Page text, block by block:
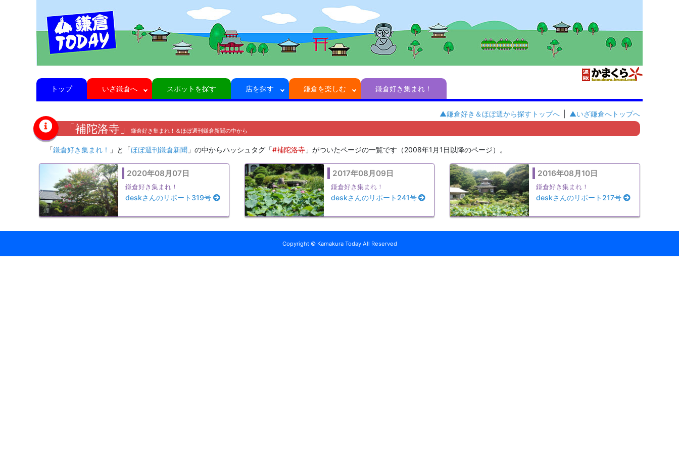
トップ いざ鎌倉へ スポットを探す 店を探す 鎌倉を楽しむ 鎌倉好き集まれ！
▲鎌倉好き＆ほぼ週から探すトップへ ▲いざ鎌倉へトップへ
「補陀洛寺」 鎌倉好き集まれ！＆ほぼ週刊鎌倉新聞の中から
「鎌倉好き集まれ！ 」と「ほぼ週刊鎌倉新聞 」の中からハッシュタグ「#補陀洛寺 」がついたページの一覧です（2008年1月1日以降のページ）。
2020年08月07日
鎌倉好き集まれ！
deskさんのリポート319号
2017年08月09日
鎌倉好き集まれ！
deskさんのリポート241号
2016年08月10日
鎌倉好き集まれ！
deskさんのリポート217号
Copyright © Kamakura Today All Reserved